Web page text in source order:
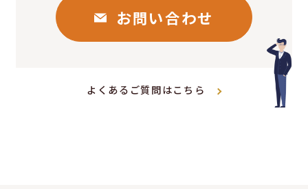
お問い合わせ
よくあるご質問はこちら